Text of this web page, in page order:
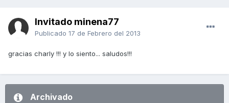
Invitado minena77
Publicado 17 de Febrero del 2013
gracias charly !!! y lo siento... saludos!!!
Archivado